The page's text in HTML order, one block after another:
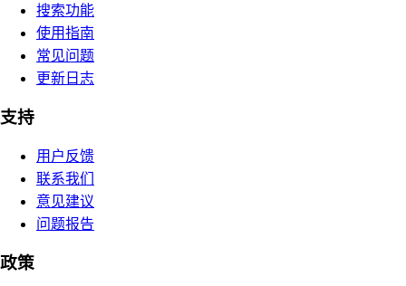
搜索功能
使用指南
常见问题
更新日志
支持
用户反馈
联系我们
意见建议
问题报告
政策